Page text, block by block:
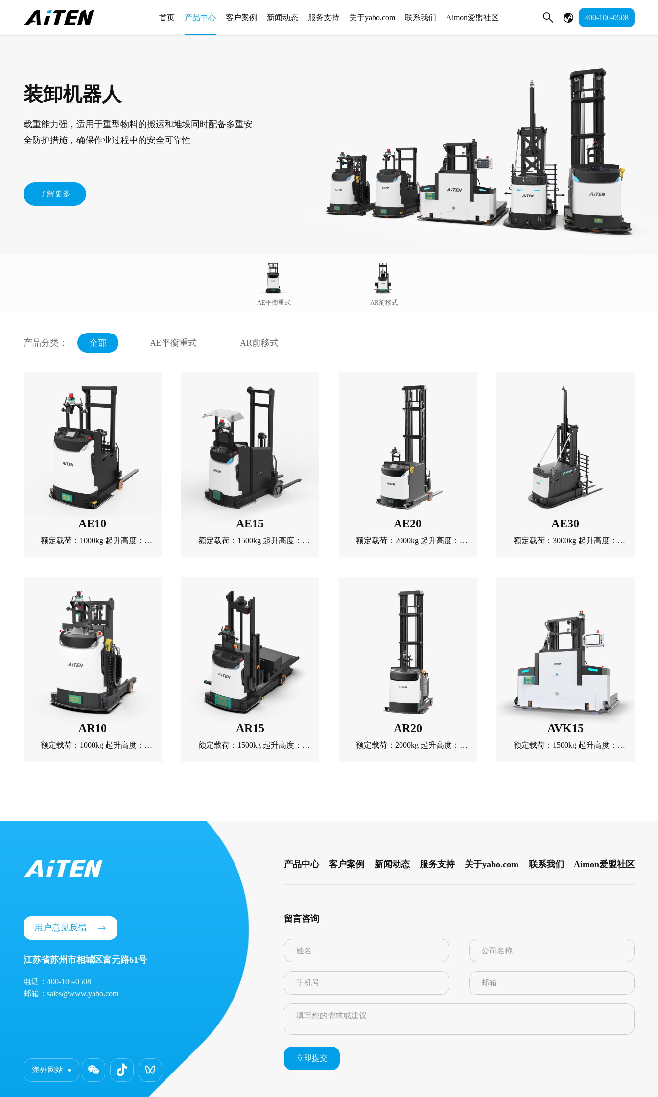
首页 产品中心 客户案例 新闻动态 服务支持 关于yabo.com 联系我们 Aimon爱盟社区 400-106-0508
装卸机器人
载重能力强，适用于重型物料的搬运和堆垛同时配备多重安
全防护措施，确保作业过程中的安全可靠性
了解更多
AE平衡重式 AR前移式
产品分类： 全部 AE平衡重式 AR前移式
AE10
额定载荷：1000kg 起升高度：
AE15
额定载荷：1500kg 起升高度：
AE20
额定载荷：2000kg 起升高度：
AE30
额定载荷：3000kg 起升高度：
AR10
额定载荷：1000kg 起升高度：
AR15
额定载荷：1500kg 起升高度：
AR20
额定载荷：2000kg 起升高度：
AVK15
额定载荷：1500kg 起升高度：
产品中心 客户案例 新闻动态 服务支持 关于yabo.com 联系我们 Aimon爱盟社区
留言咨询
立即提交
用户意见反馈
江苏省苏州市相城区富元路61号
电话：400-106-0508
邮箱：sales@www.yabo.com
海外网站